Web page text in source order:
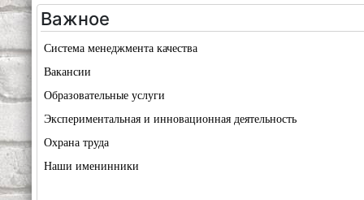
Важное
Система менеджмента качества
Вакансии
Образовательные услуги
Экспериментальная и инновационная деятельность
Охрана труда
Наши именинники